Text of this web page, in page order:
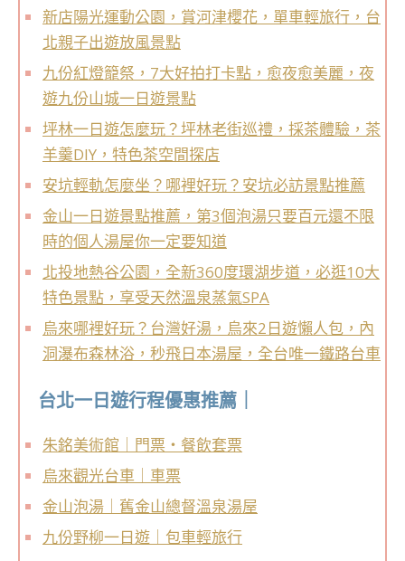
新店陽光運動公園，賞河津櫻花，單車輕旅行，台
北親子出遊放風景點
九份紅燈籠祭，7大好拍打卡點，愈夜愈美麗，夜
遊九份山城一日遊景點
坪林一日遊怎麼玩？坪林老街巡禮，採茶體驗，茶
羊羹DIY，特色茶空間探店
安坑輕軌怎麼坐？哪裡好玩？安坑必訪景點推薦
金山一日遊景點推薦，第3個泡湯只要百元還不限
時的個人湯屋你一定要知道
北投地熱谷公園，全新360度環湖步道，必逛10大
特色景點，享受天然溫泉蒸氣SPA
烏來哪裡好玩？台灣好湯，烏來2日遊懶人包，內
洞瀑布森林浴，秒飛日本湯屋，全台唯一鐵路台車
台北一日遊行程優惠推薦｜
朱銘美術館｜門票・餐飲套票
烏來觀光台車｜車票
金山泡湯｜舊金山總督溫泉湯屋
九份野柳一日遊｜包車輕旅行